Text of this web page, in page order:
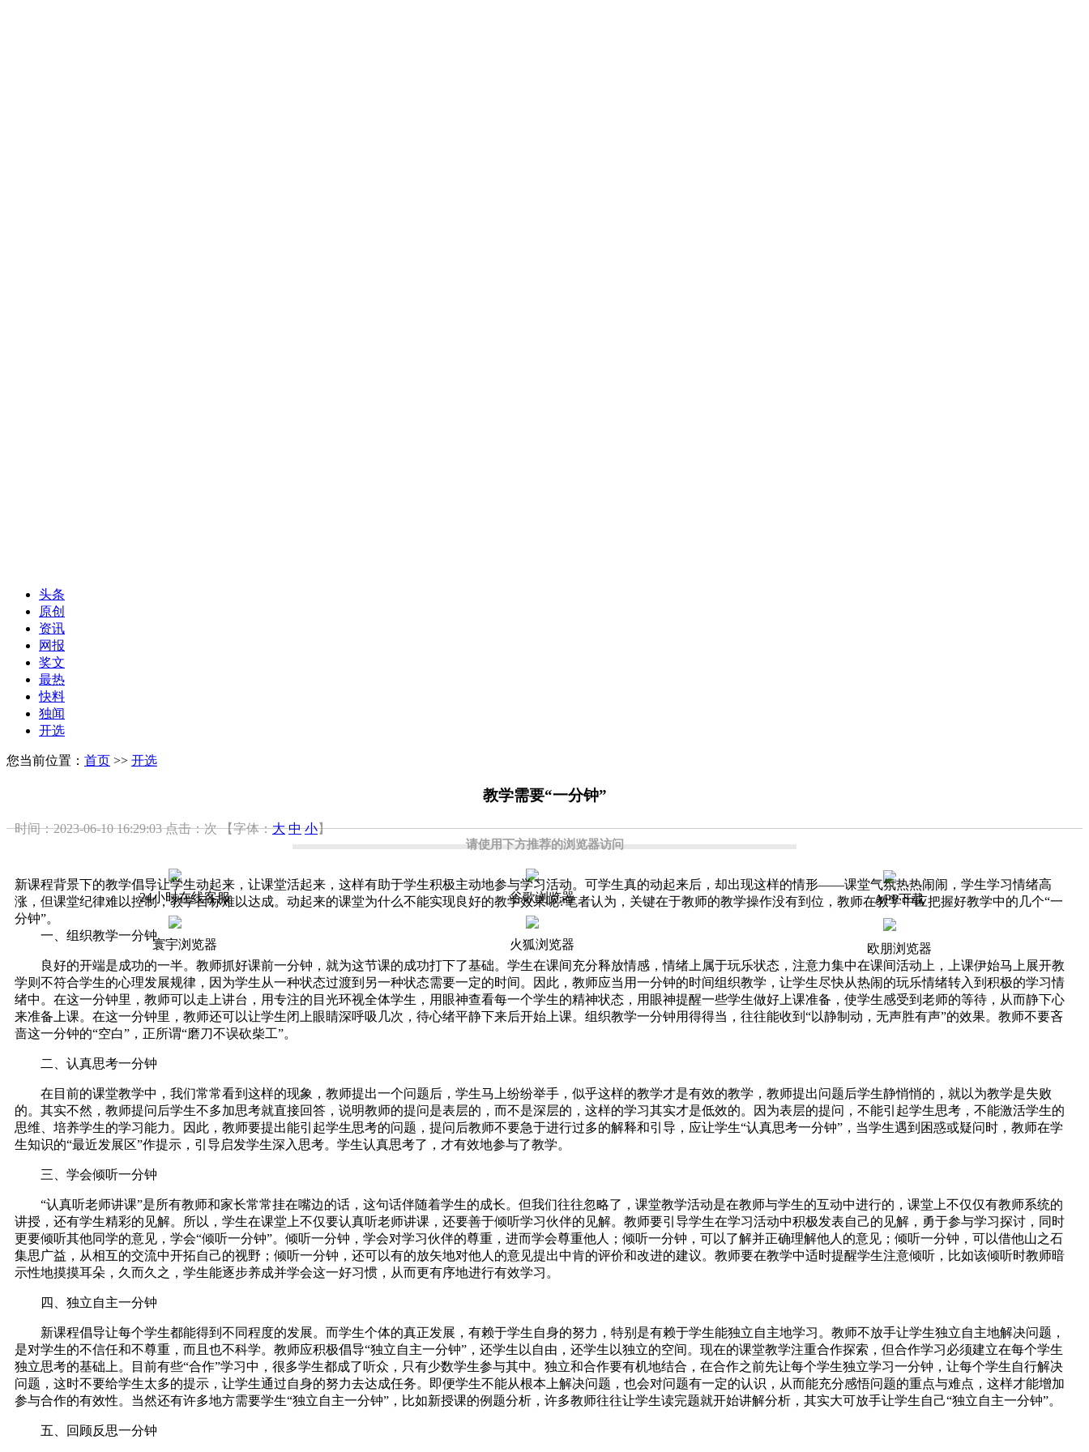
请使用下方推荐的浏览器访问
24小时在线客服 谷歌浏览器 APP下载
寰宇浏览器 火狐浏览器 欧朋浏览器
头条
原创
资讯
网报
奖文
最热
快料
独闻
开选
您当前位置： 首页 >> 开选
教学需要“一分钟”
时间：2023-06-10 16:29:03点击：次 【字体：大 中 小】
新课程背景下的教学倡导让学生动起来，让课堂活起来，这样有助于学生积极主动地参与学习活动。可学生真的动起来后，却出现这样的情形——课堂气氛热热闹闹，学生学习情绪高
涨，但课堂纪律难以控制，教学目标难以达成。动起来的课堂为什么不能实现良好的教学效果呢?笔者认为，关键在于教师的教学操作没有到位，教师在教学中应把握好教学中的几个“一
分钟”。
一、组织教学一分钟
良好的开端是成功的一半。教师抓好课前一分钟，就为这节课的成功打下了基础。学生在课间充分释放情感，情绪上属于玩乐状态，注意力集中在课间活动上，上课伊始马上展开教
学则不符合学生的心理发展规律，因为学生从一种状态过渡到另一种状态需要一定的时间。因此，教师应当用一分钟的时间组织教学，让学生尽快从热闹的玩乐情绪转入到积极的学习情
绪中。在这一分钟里，教师可以走上讲台，用专注的目光环视全体学生，用眼神查看每一个学生的精神状态，用眼神提醒一些学生做好上课准备，使学生感受到老师的等待，从而静下心
来准备上课。在这一分钟里，教师还可以让学生闭上眼睛深呼吸几次，待心绪平静下来后开始上课。组织教学一分钟用得得当，往往能收到“以静制动，无声胜有声”的效果。教师不要吝
啬这一分钟的“空白”，正所谓“磨刀不误砍柴工”。
二、认真思考一分钟
在目前的课堂教学中，我们常常看到这样的现象，教师提出一个问题后，学生马上纷纷举手，似乎这样的教学才是有效的教学，教师提出问题后学生静悄悄的，就以为教学是失败
的。其实不然，教师提问后学生不多加思考就直接回答，说明教师的提问是表层的，而不是深层的，这样的学习其实才是低效的。因为表层的提问，不能引起学生思考，不能激活学生的
思维、培养学生的学习能力。因此，教师要提出能引起学生思考的问题，提问后教师不要急于进行过多的解释和引导，应让学生“认真思考一分钟”，当学生遇到困惑或疑问时，教师在学
生知识的“最近发展区”作提示，引导启发学生深入思考。学生认真思考了，才有效地参与了教学。
三、学会倾听一分钟
“认真听老师讲课”是所有教师和家长常常挂在嘴边的话，这句话伴随着学生的成长。但我们往往忽略了，课堂教学活动是在教师与学生的互动中进行的，课堂上不仅仅有教师系统的
讲授，还有学生精彩的见解。所以，学生在课堂上不仅要认真听老师讲课，还要善于倾听学习伙伴的见解。教师要引导学生在学习活动中积极发表自己的见解，勇于参与学习探讨，同时
更要倾听其他同学的意见，学会“倾听一分钟”。倾听一分钟，学会对学习伙伴的尊重，进而学会尊重他人；倾听一分钟，可以了解并正确理解他人的意见；倾听一分钟，可以借他山之石
集思广益，从相互的交流中开拓自己的视野；倾听一分钟，还可以有的放矢地对他人的意见提出中肯的评价和改进的建议。教师要在教学中适时提醒学生注意倾听，比如该倾听时教师暗
示性地摸摸耳朵，久而久之，学生能逐步养成并学会这一好习惯，从而更有序地进行有效学习。
四、独立自主一分钟
新课程倡导让每个学生都能得到不同程度的发展。而学生个体的真正发展，有赖于学生自身的努力，特别是有赖于学生能独立自主地学习。教师不放手让学生独立自主地解决问题，
是对学生的不信任和不尊重，而且也不科学。教师应积极倡导“独立自主一分钟”，还学生以自由，还学生以独立的空间。现在的课堂教学注重合作探索，但合作学习必须建立在每个学生
独立思考的基础上。目前有些“合作”学习中，很多学生都成了听众，只有少数学生参与其中。独立和合作要有机地结合，在合作之前先让每个学生独立学习一分钟，让每个学生自行解决
问题，这时不要给学生太多的提示，让学生通过自身的努力去达成任务。即便学生不能从根本上解决问题，也会对问题有一定的认识，从而能充分感悟问题的重点与难点，这样才能增加
参与合作的有效性。当然还有许多地方需要学生“独立自主一分钟”，比如新授课的例题分析，许多教师往往让学生读完题就开始讲解分析，其实大可放手让学生自己“独立自主一分钟”。
五、回顾反思一分钟